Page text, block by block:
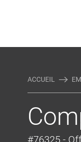
ACCUEIL
#76325 -